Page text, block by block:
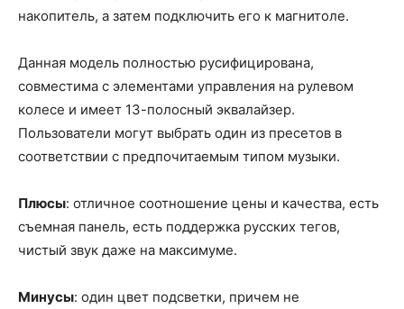
накопитель, а затем подключить его к магнитоле.
Данная модель полностью русифицирована,
совместима с элементами управления на рулевом
колесе и имеет 13-полосный эквалайзер.
Пользователи могут выбрать один из пресетов в
соответствии с предпочитаемым типом музыки.
Плюсы: отличное соотношение цены и качества, есть
съемная панель, есть поддержка русских тегов,
чистый звук даже на максимуме.
Минусы: один цвет подсветки, причем не